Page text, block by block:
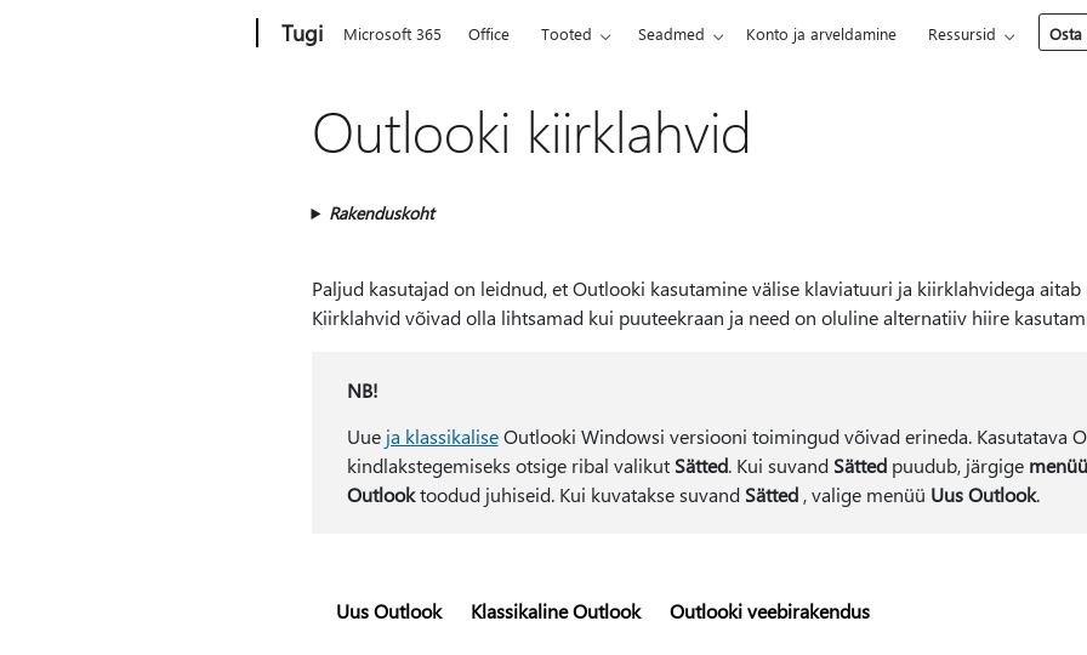
Tugi Microsoft 365 Office Tooted Seadmed Konto ja arveldamine Ressursid
Outlooki kiirklahvid
Rakenduskoht
Paljud kasutajad on leidnud, et Outlooki kasutamine välise klaviatuuri ja kiirklahvidega
Kiirklahvid võivad olla lihtsamad kui puuteekraan ja need on oluline alternatiiv hiire
NB!
Uue ja klassikaliseOutlooki Windowsi versiooni toimingud võivad erineda. Kasutatava
kindlakstegemiseks otsige ribal valikut Sätted. Kui suvand Sättedpuudub, järgige
Outlooktoodud juhiseid. Kui kuvatakse suvand Sätted, valige menüü Uus Outlook.
Uus Outlook Klassikaline Outlook Outlooki veebirakendus